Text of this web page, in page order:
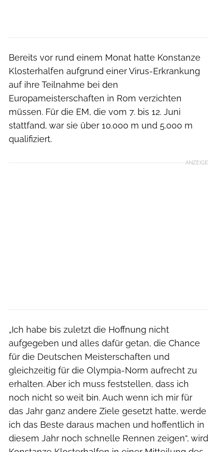
Bereits vor rund einem Monat hatte Konstanze
Klosterhalfen aufgrund einer Virus-Erkrankung
auf ihre Teilnahme bei den
Europameisterschaften in Rom verzichten
müssen. Für die EM, die vom 7. bis 12. Juni
stattfand, war sie über 10.000 m und 5.000 m
qualifiziert.
ANZEIGE
„Ich habe bis zuletzt die Hoffnung nicht
aufgegeben und alles dafür getan, die Chance
für die Deutschen Meisterschaften und
gleichzeitig für die Olympia-Norm aufrecht zu
erhalten. Aber ich muss feststellen, dass ich
noch nicht so weit bin. Auch wenn ich mir für
das Jahr ganz andere Ziele gesetzt hatte, werde
ich das Beste daraus machen und hoffentlich in
diesem Jahr noch schnelle Rennen zeigen“, wird